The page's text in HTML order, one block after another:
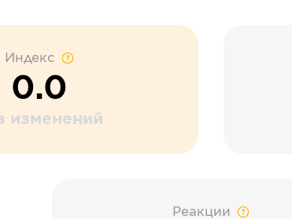
Индекс
0.0
изменений
Реакции